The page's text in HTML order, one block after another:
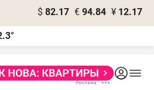
$ 82.17 € 94.84 ¥ 12.17